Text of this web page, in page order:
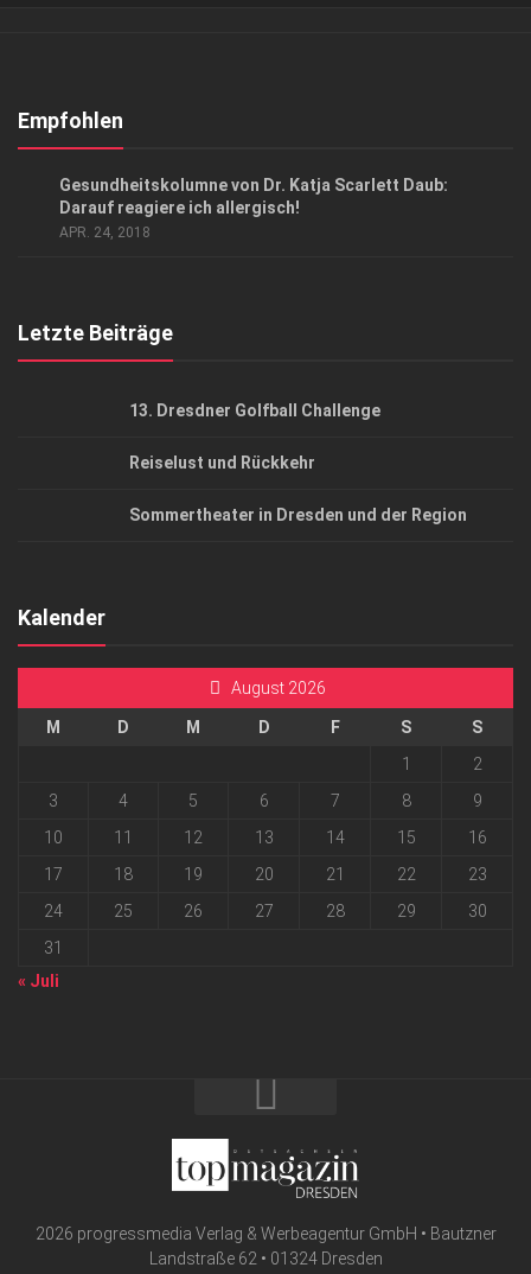
Kontakt, Impressum
Empfohlen
Gesundheitskolumne von Dr. Katja Scarlett Daub:
Darauf reagiere ich allergisch!
APR. 24, 2018
Letzte Beiträge
13. Dresdner Golfball Challenge
Reiselust und Rückkehr
Sommertheater in Dresden und der Region
Kalender
August 2026
M D M D F S
S
1
2
3
4 5 6 7 8
9
10
11 12 13 14 15
16
17
18 19 20 21 22
23
24
25 26 27 28 29
30
31
« Juli
2026 progressmedia Verlag & Werbeagentur GmbH • Bautzner
Landstraße 62 • 01324 Dresden